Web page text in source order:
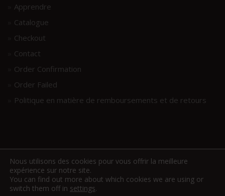
Apprendre
Catalogue
Checkout
Contact
Order Confirmation
Order Failed
Politique en matière de remboursements et de retours
www.hellodrumscores.com
Nous utilisons des cookies pour vous offrir la meilleure
expérience sur notre site.
You can find out more about which cookies we are using or
switch them off in settings.